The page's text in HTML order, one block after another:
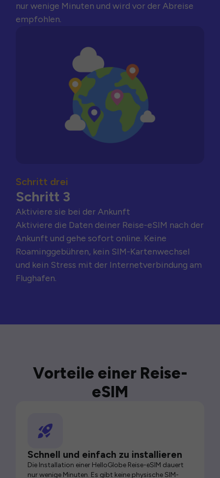
nur wenige Minuten und wird vor der Abreise
empfohlen.
Schritt drei
Schritt 3
Aktiviere sie bei der Ankunft
Aktiviere die Daten deiner Reise-eSIM nach der
Ankunft und gehe sofort online. Keine
Roaminggebühren, kein SIM-Kartenwechsel
und kein Stress mit der Internetverbindung am
Flughafen.
Vorteile einer Reise-
eSIM
Schnell und einfach zu installieren
Die Installation einer HelloGlobe Reise-eSIM dauert
nur wenige Minuten. Es gibt keine physische SIM-